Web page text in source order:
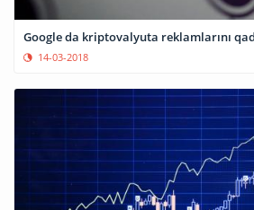
Google da kriptovalyuta reklamlarını
14-03-2018